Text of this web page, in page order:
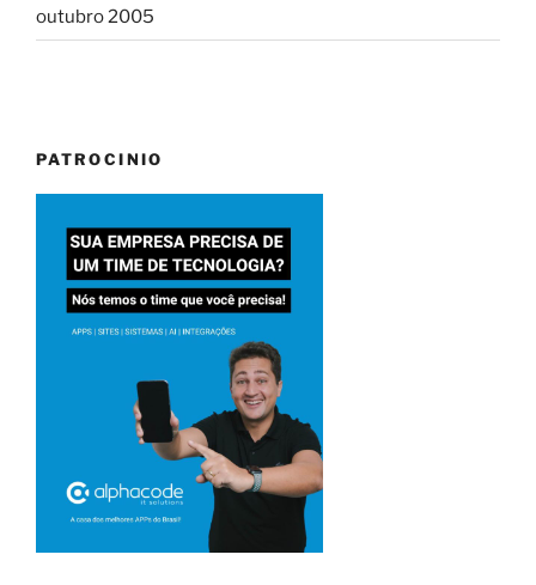
outubro 2005
PATROCINIO